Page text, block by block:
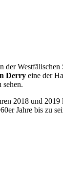
der
Derry eine der
sehen.
2018 und
Jahre bis zu